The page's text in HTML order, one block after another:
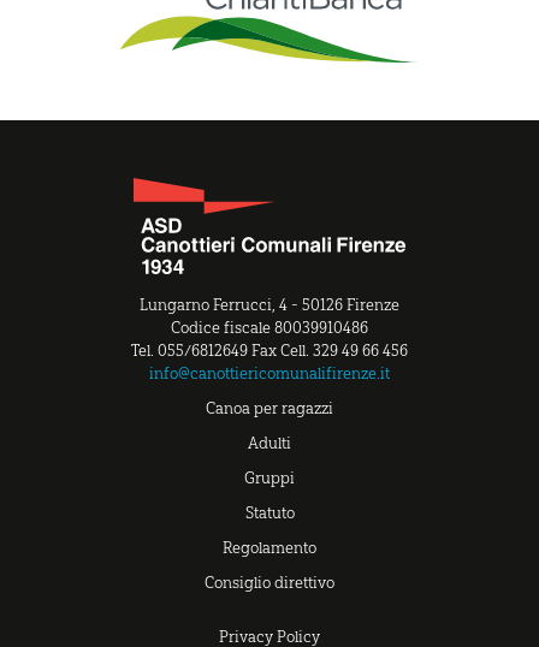
Lungarno Ferrucci, 4 - 50126 Firenze
Codice fiscale 80039910486
Tel. 055/6812649 Fax Cell. 329 49 66 456
info@canottiericomunalifirenze.it
Canoa per ragazzi
Adulti
Gruppi
Statuto
Regolamento
Consiglio direttivo
Privacy Policy